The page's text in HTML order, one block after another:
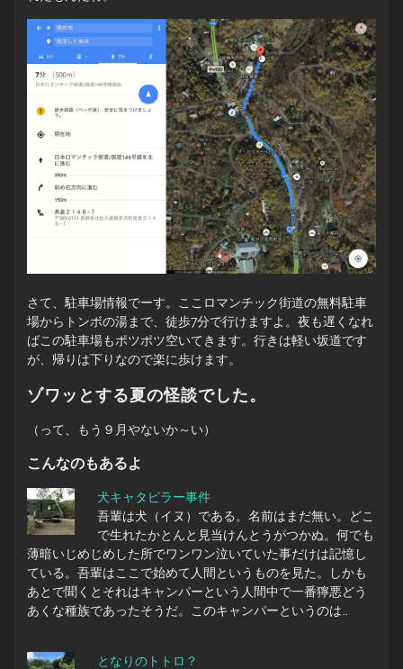
さて、駐車場情報でーす。ここロマンチック街道の無料駐車
場からトンボの湯まで、徒歩7分で行けますよ。夜も遅くなれ
ばこの駐車場もポツポツ空いてきます。行きは軽い坂道です
が、帰りは下りなので楽に歩けます。
ゾワッとする夏の怪談でした。
（って、もう９月やないか～い）
こんなのもあるよ
犬キャタピラー事件
吾輩は犬（イヌ）である。名前はまだ無い。どこ
で生れたかとんと見当けんとうがつかぬ。何でも
薄暗いじめじめした所でワンワン泣いていた事だけは記憶し
ている。吾輩はここで始めて人間というものを見た。しかも
あとで聞くとそれはキャンパーという人間中で一番獰悪どう
あくな種族であったそうだ。このキャンパーというのは…
となりのトトロ？